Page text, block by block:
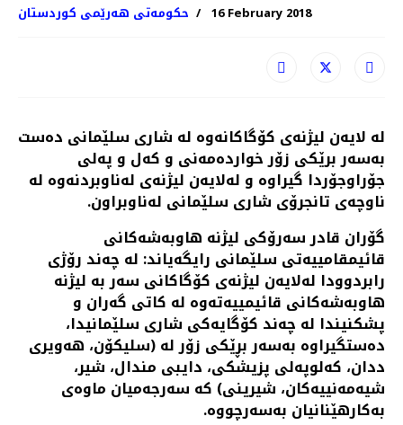
حکومەتی هەرێمی کوردستان 16 February 2018
له‌ لایه‌ن لیژنه‌ی كۆگاكانه‌وه‌ له‌ شاری سلێمانی ده‌ست
به‌سه‌ر برێكی زۆر خوارده‌مه‌نی و كه‌ل و په‌لی
جۆراوجۆردا گیراوه‌ و له‌لایه‌ن لیژنه‌ی له‌ناوبردنه‌وه‌ له‌
ناوچه‌ی تانجرۆی شاری سلێمانی له‌ناوبراون.
گۆران قادر سه‌رۆكی لیژنه‌ هاوبه‌شه‌كانی
قائیمقامییه‌تی سلێمانی رایگه‌یاند: له‌ چه‌ند رۆژی
رابردوودا له‌لایه‌ن لیژنه‌ی كۆگاكانی سه‌ر به‌ لیژنه‌
هاوبه‌شه‌كانی قائیمییه‌ته‌وه‌ له‌ كاتی گه‌ران و
پشكنیندا له‌ چه‌ند كۆگایه‌كی شاری سلێمانیدا،
ده‌ستگیراوه‌ به‌سه‌ر بڕێكی زۆر له‌ (سلیكۆن، هه‌ویری
ددان، كه‌لوپه‌لی پزیشكی، دایبی مندال، شیر،
شیه‌مه‌نییه‌كان، شیرینی) كه‌ سه‌رجه‌میان ماوه‌ی
به‌كارهێنانیان به‌سه‌رچووه‌.